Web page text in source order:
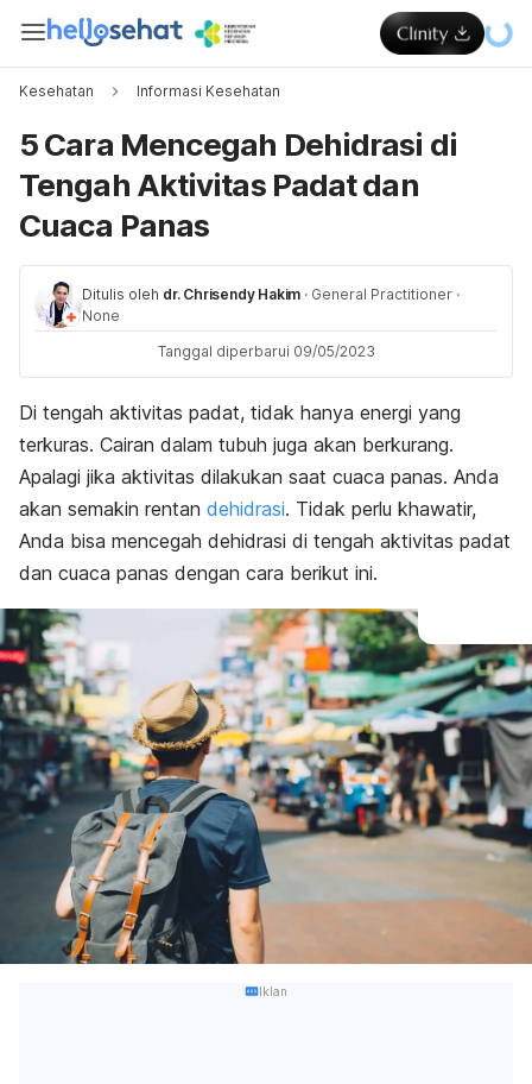
Kesehatan Informasi Kesehatan
5 Cara Mencegah Dehidrasi di
Tengah Aktivitas Padat dan
Cuaca Panas
Ditulis oleh dr. Chrisendy Hakim · General Practitioner ·
None
Tanggal diperbarui 09/05/2023
Di tengah aktivitas padat, tidak hanya energi yang
terkuras. Cairan dalam tubuh juga akan berkurang.
Apalagi jika aktivitas dilakukan saat cuaca panas. Anda
akan semakin rentan dehidrasi. Tidak perlu khawatir,
Anda bisa mencegah dehidrasi di tengah aktivitas padat
dan cuaca panas dengan cara berikut ini.
Iklan